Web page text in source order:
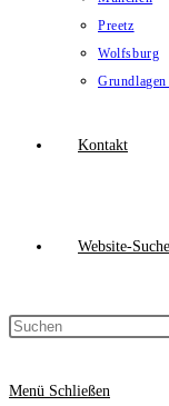
Preetz
Wolfsburg
Kontakt
Website-
Menü Schließen